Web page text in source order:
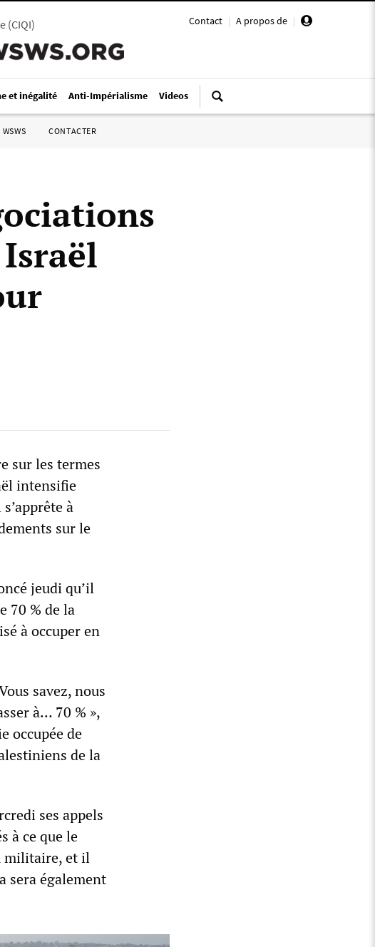
Contact | A propos de |
(CIQI)
et inégalité Anti-Impérialisme Videos
CONTACTER
sur les termes
intensifie
à
sur le
jeudi qu’il
70 % de la
à occuper en
savez, nous
à… 70 % »,
occupée de
de la
ses appels
à ce que le
militaire, et il
sera également